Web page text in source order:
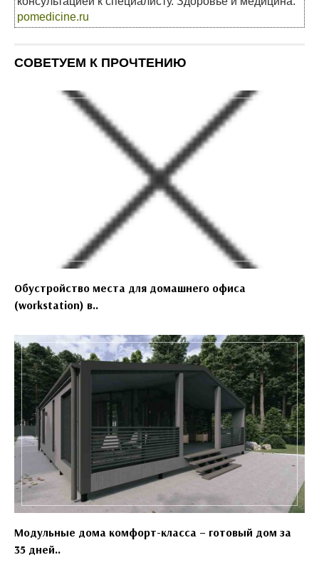
pomedicine.ru
СОВЕТУЕМ К ПРОЧТЕНИЮ
Обустройство места для домашнего офиса
(workstation) в..
Модульные дома комфорт-класса – готовый дом за
35 дней..